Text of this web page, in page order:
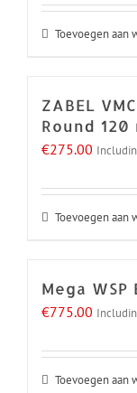
Toevoegen aan
ZABEL
Round 120
€275.00
Toevoegen aan
Mega
€775.00
Toevoegen aan